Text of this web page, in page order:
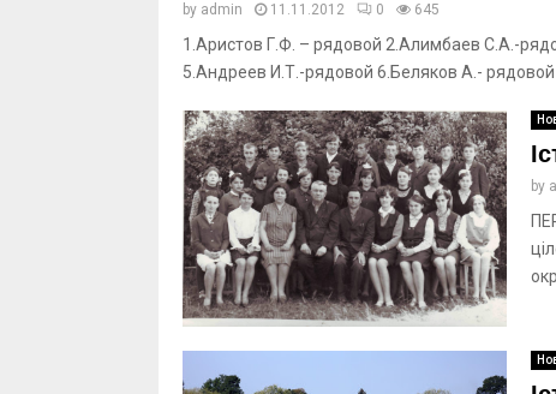
by admin 11.11.2012 0 645
1.Аристов Г.Ф. – рядовой 2.Алимбаев С.А.-
5.Андреев И.Т.-рядовой 6.Беляков А.- рядовой
by